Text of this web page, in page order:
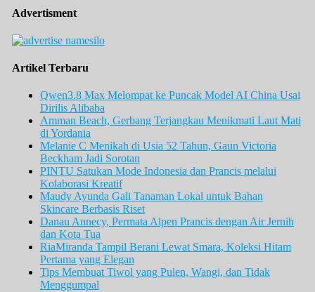
Advertisment
Artikel Terbaru
Qwen3.8 Max Melompat ke Puncak Model AI China Usai
Dirilis Alibaba
Amman Beach, Gerbang Terjangkau Menikmati Laut Mati
di Yordania
Melanie C Menikah di Usia 52 Tahun, Gaun Victoria
Beckham Jadi Sorotan
PINTU Satukan Mode Indonesia dan Prancis melalui
Kolaborasi Kreatif
Maudy Ayunda Gali Tanaman Lokal untuk Bahan
Skincare Berbasis Riset
Danau Annecy, Permata Alpen Prancis dengan Air Jernih
dan Kota Tua
RiaMiranda Tampil Berani Lewat Smara, Koleksi Hitam
Pertama yang Elegan
Tips Membuat Tiwol yang Pulen, Wangi, dan Tidak
Menggumpal